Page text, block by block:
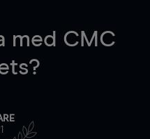
med CMC